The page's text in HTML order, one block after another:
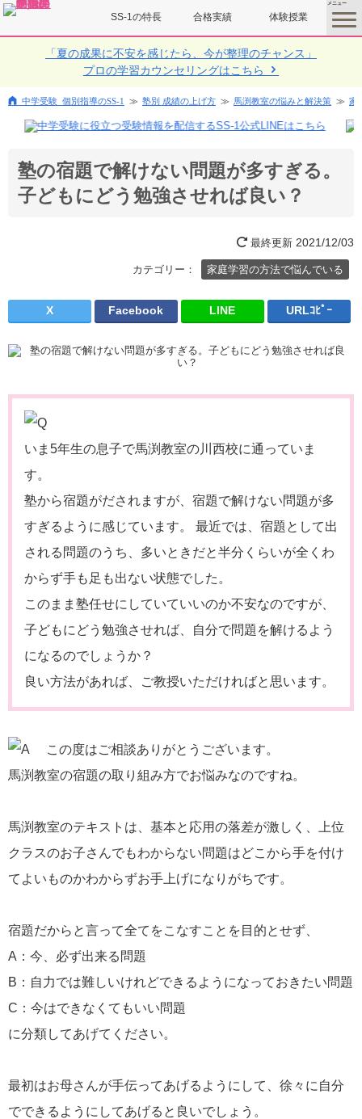
体験授業
合格実績
SS-1の特長
toggle
menu
「夏の成果に不安を感じたら、今が整理のチャンス」
プロの学習カウンセリングはこちら
中学受験 個別指導のSS-1 塾別 成績の上げ方 馬渕教室の悩みと解決策 家
塾の宿題で解けない問題が多すぎる。
子どもにどう勉強させれば良い？
最終更新 2021/12/03
カテゴリー： 家庭学習の方法で悩んでいる
X Facebook LINE URLｺﾋﾟｰ
いま5年生の息子で馬渕教室の川西校に通っていま
す。
塾から宿題がだされますが、宿題で解けない問題が多
すぎるように感じています。 最近では、宿題として出
される問題のうち、多いときだと半分くらいが全くわ
からず手も足も出ない状態でした。
このまま塾任せにしていていいのか不安なのですが、
子どもにどう勉強させれば、自分で問題を解けるよう
になるのでしょうか？
良い方法があれば、ご教授いただければと思います。
この度はご相談ありがとうございます。
馬渕教室の宿題の取り組み方でお悩みなのですね。
馬渕教室のテキストは、基本と応用の落差が激しく、上位
クラスのお子さんでもわからない問題はどこから手を付け
てよいものかわからずお手上げになりがちです。
宿題だからと言って全てをこなすことを目的とせず、
A：今、必ず出来る問題
B：自力では難しいけれどできるようになっておきたい問題
C：今はできなくてもいい問題
に分類してあげてください。
最初はお母さんが手伝ってあげるようにして、徐々に自分
でできるようにしてあげると良いでしょう。